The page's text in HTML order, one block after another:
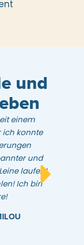
und
einem
ich konnte
und
laufen!
Ich bin